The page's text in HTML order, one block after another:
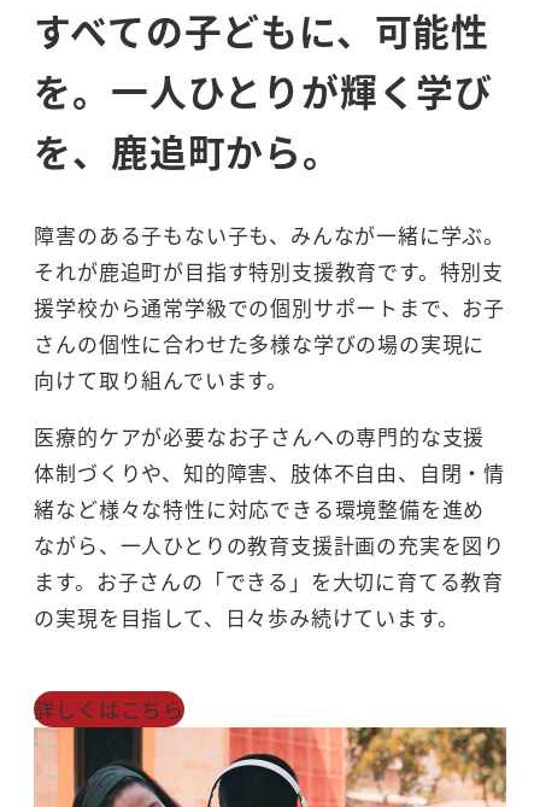
すべての子どもに、可能性
を。一人ひとりが輝く学び
を、鹿追町から。
障害のある子もない子も、みんなが一緒に学ぶ。
それが鹿追町が目指す特別支援教育です。特別支
援学校から通常学級での個別サポートまで、お子
さんの個性に合わせた多様な学びの場の実現に
向けて取り組んでいます。
医療的ケアが必要なお子さんへの専門的な支援
体制づくりや、知的障害、肢体不自由、自閉・情
緒など様々な特性に対応できる環境整備を進め
ながら、一人ひとりの教育支援計画の充実を図り
ます。お子さんの「できる」を大切に育てる教育
の実現を目指して、日々歩み続けています。
詳しくはこちら